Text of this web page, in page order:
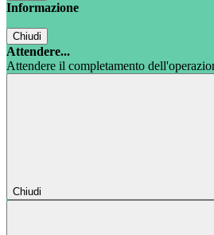
Informazione
Chiudi
Attendere...
Attendere il completamento
Chiudi